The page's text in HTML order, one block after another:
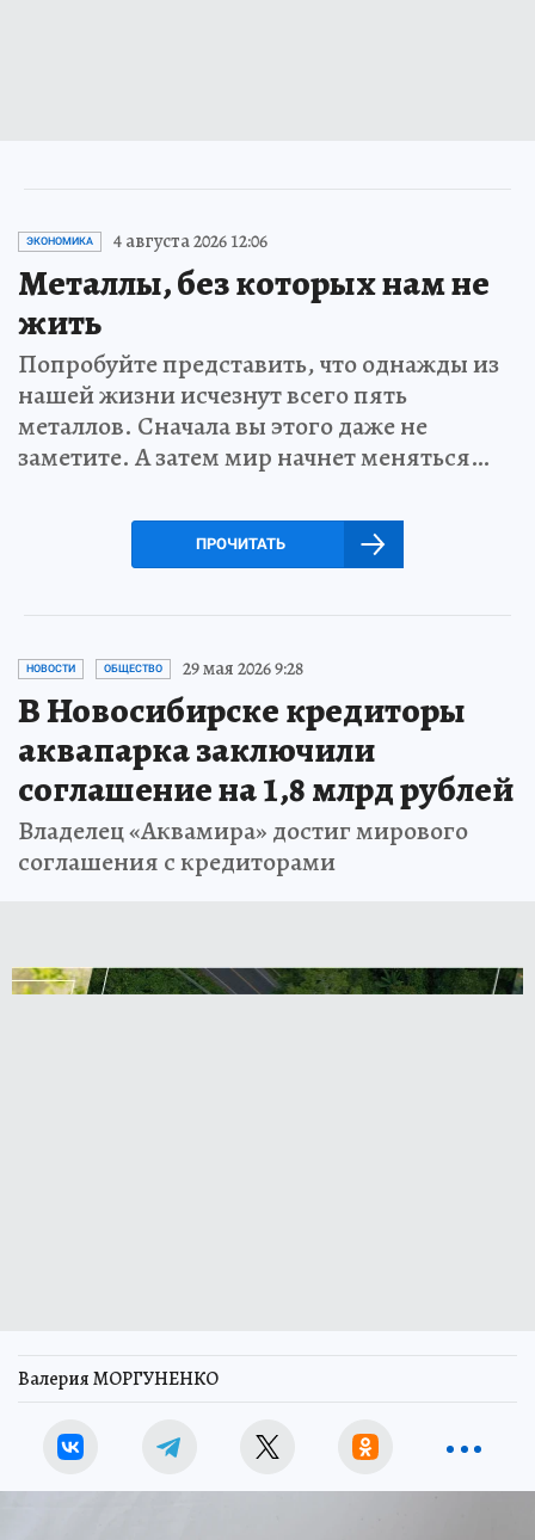
ЭКОНОМИКА 4 августа 2026 12:06
Металлы, без которых нам не
жить
Попробуйте представить, что однажды из
нашей жизни исчезнут всего пять
металлов. Сначала вы этого даже не
заметите. А затем мир начнет меняться…
ПРОЧИТАТЬ
НОВОСТИ ОБЩЕСТВО 29 мая 2026 9:28
В Новосибирске кредиторы
аквапарка заключили
соглашение на 1,8 млрд рублей
Владелец «Аквамира» достиг мирового
соглашения с кредиторами
Валерия МОРГУНЕНКО